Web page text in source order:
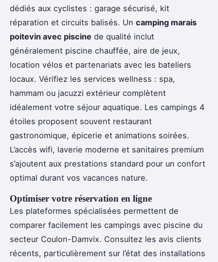
dédiés aux cyclistes : garage sécurisé, kit
réparation et circuits balisés. Un camping marais
poitevin avec piscine de qualité inclut
généralement piscine chauffée, aire de jeux,
location vélos et partenariats avec les bateliers
locaux. Vérifiez les services wellness : spa,
hammam ou jacuzzi extérieur complètent
idéalement votre séjour aquatique. Les campings 4
étoiles proposent souvent restaurant
gastronomique, épicerie et animations soirées.
L’accès wifi, laverie moderne et sanitaires premium
s’ajoutent aux prestations standard pour un confort
optimal durant vos vacances nature.
Optimiser votre réservation en ligne
Les plateformes spécialisées permettent de
comparer facilement les campings avec piscine du
secteur Coulon-Damvix. Consultez les avis clients
récents, particulièrement sur l’état des installations